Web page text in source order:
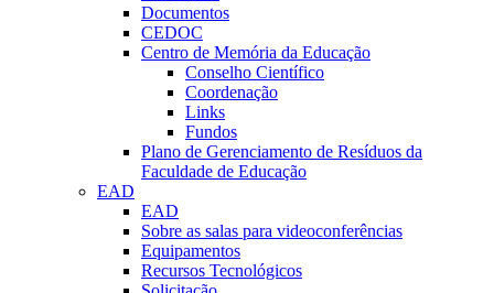
Documentos
CEDOC
Centro de Memória da Educação
Conselho Científico
Coordenação
Links
Fundos
Plano de Gerenciamento de Resíduos da
Faculdade de Educação
EAD
EAD
Sobre as salas para videoconferências
Equipamentos
Recursos Tecnológicos